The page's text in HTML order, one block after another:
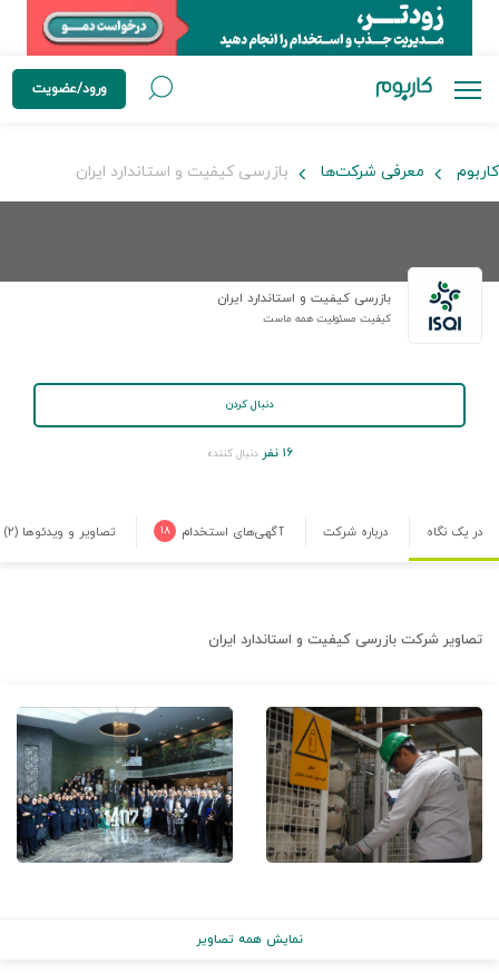
ورود/عضویت
کاربوم معرفی شرکت‌ها بازرسی کیفیت و استاندارد ایران
بازرسی کیفیت و استاندارد ایران
کیفیت مسئولیت همه ماست
دنبال کردن
۱۶ نفر دنبال کننده
در یک نگاه درباره شرکت آگهی‌های استخدام ۱۸ تصاویر و ویدئوها (۲)
تصاویر شرکت بازرسی کیفیت و استاندارد ایران
نمایش همه تصاویر